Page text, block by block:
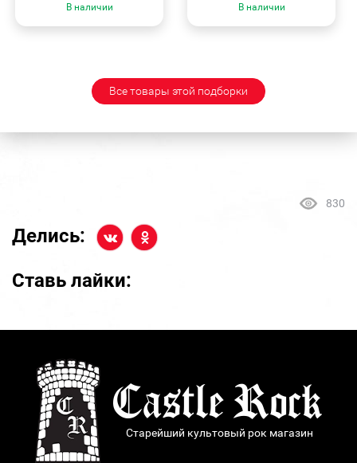
В наличии В наличии
Все товары этой подборки
830
Делись:
Ставь лайки:
Старейший культовый рок магазин